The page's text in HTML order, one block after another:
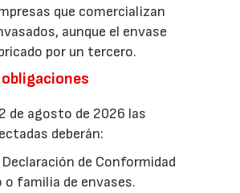
que comercializan
aunque el envase
por un tercero.
de agosto de 2026 las
deberán:
de Conformidad
o familia de envases.